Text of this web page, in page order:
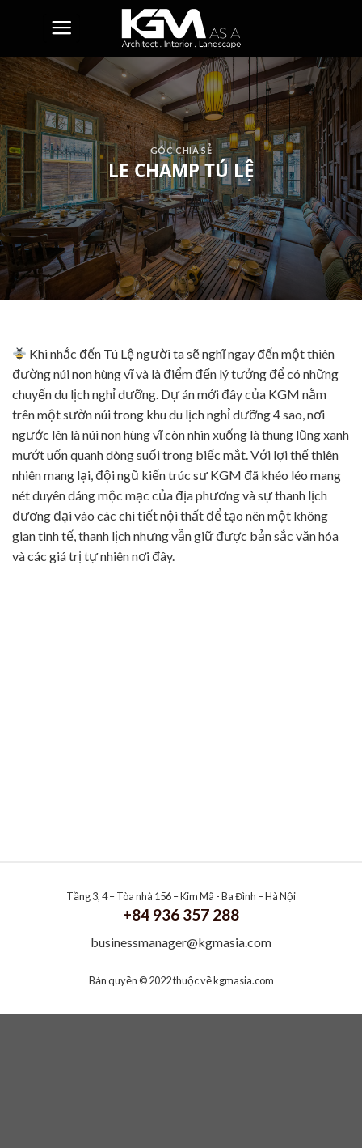
GÓC CHIA SẺ
LE CHAMP TÚ LỆ
Khi nhắc đến Tú Lệ người ta sẽ nghĩ ngay đến một thiên
đường núi non hùng vĩ và là điểm đến lý tưởng để có những
chuyến du lịch nghỉ dưỡng. Dự án mới đây của KGM nằm
trên một sườn núi trong khu du lịch nghỉ dưỡng 4 sao, nơi
ngước lên là núi non hùng vĩ còn nhìn xuống là thung lũng xanh
mướt uốn quanh dòng suối trong biếc mắt. Với lợi thế thiên
nhiên mang lại, đội ngũ kiến trúc sư KGM đã khéo léo mang
nét duyên dáng mộc mạc của địa phương và sự thanh lịch
đương đại vào các chi tiết nội thất để tạo nên một không
gian tinh tế, thanh lịch nhưng vẫn giữ được bản sắc văn hóa
và các giá trị tự nhiên nơi đây.
Tầng 3, 4 – Tòa nhà 156 – Kim Mã - Ba Đình – Hà Nội
+84 936 357 288
businessmanager@kgmasia.com
Bản quyền © 2022 thuộc vềkgmasia.com